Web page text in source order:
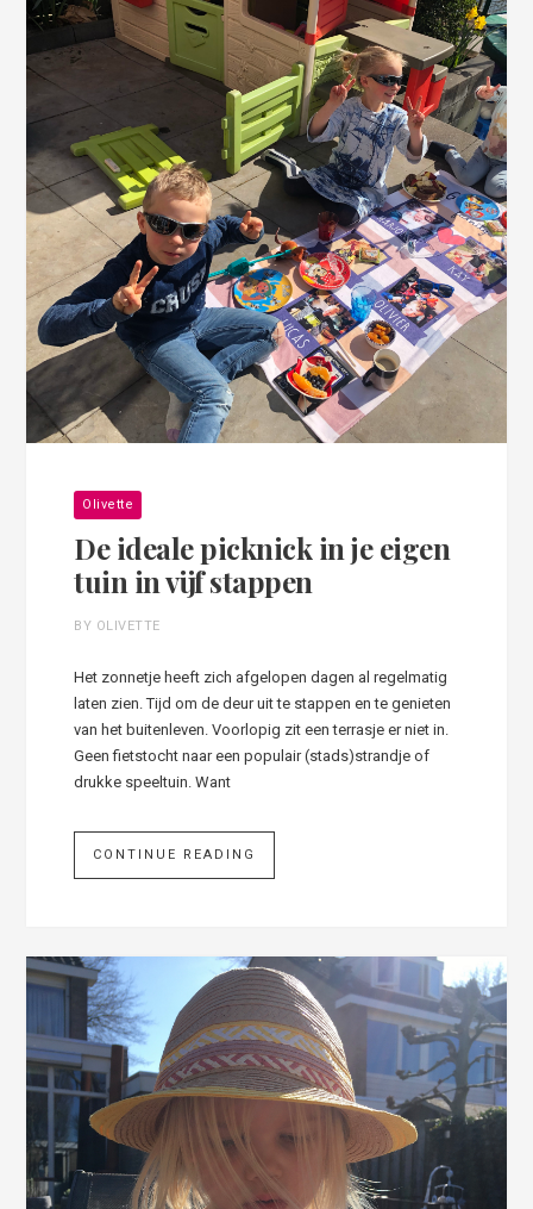
Olivette
De ideale picknick in je eigen
tuin in vijf stappen
BY OLIVETTE
Het zonnetje heeft zich afgelopen dagen al regelmatig
laten zien. Tijd om de deur uit te stappen en te genieten
van het buitenleven. Voorlopig zit een terrasje er niet in.
Geen fietstocht naar een populair (stads)strandje of
drukke speeltuin. Want
CONTINUE READING